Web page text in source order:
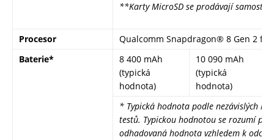
**Karty MicroSD se prodávají
Procesor
Qualcomm Snapdragon® 8 Gen 2 for
Baterie*
8 400 mAh
(typická
hodnota)
10 090 mAh
(typická
hodnota)
* Typická hodnota podle nezávislých
testů. Typickou hodnotou se rozumí
odhadovaná hodnota vzhledem k